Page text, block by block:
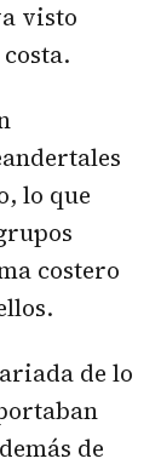
visto
lo que
costero
de lo
de